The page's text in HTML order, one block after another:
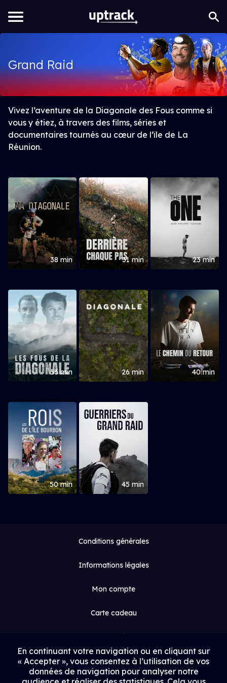
Grand Raid
Vivez l’aventure de la Diagonale des Fous comme si
vous y étiez, à travers des films, séries et
documentaires tournés au cœur de l’île de La
Réunion.
38 min 31 min 23 min
53 min 26 min 40 min
50 min 45 min
Conditions générales
Informations légales
Mon compte
Carte cadeau
Espace médias
Contact
En continuant votre navigation ou en cliquant sur
« Accepter », vous consentez à l’utilisation de vos
données de navigation pour analyser notre